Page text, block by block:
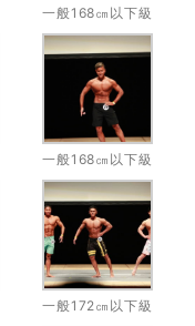
一般168㎝以下級
一般168㎝以下級
一般172㎝以下級